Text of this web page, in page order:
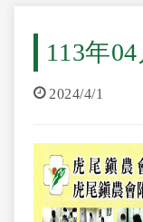
113年
2024/4/1